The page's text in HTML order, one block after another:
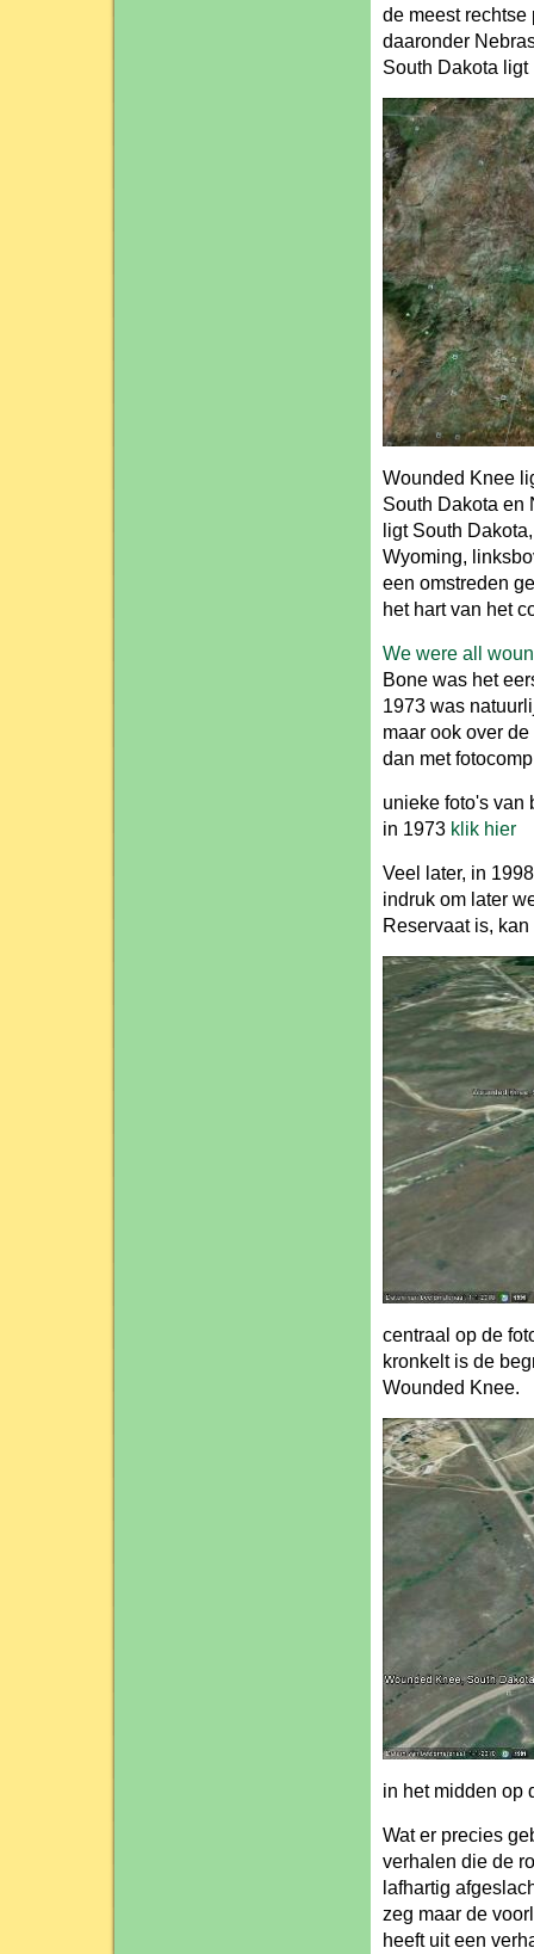
de meest
daaronder
South Dakota
Wounded Knee
South Dakota en
ligt South
Wyoming,
een omstreden
het hart van het
We were all
Bone was het
1973 was
maar ook over
dan met
unieke foto's van
in 1973 klik hier
Veel later, in
indruk om later
Reservaat is,
centraal op de
kronkelt is de
Wounded Knee.
in het midden op
Wat er precies
verhalen die de
lafhartig
zeg maar de
heeft uit een